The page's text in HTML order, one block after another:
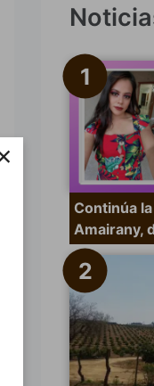
a
p
o
Continúa
Amairany,